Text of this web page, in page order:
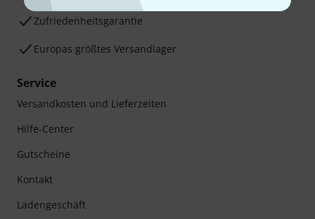
Zufriedenheitsgarantie
Europas größtes Versandlager
Service
Versandkosten und Lieferzeiten
Hilfe-Center
Gutscheine
Kontakt
Ladengeschäft